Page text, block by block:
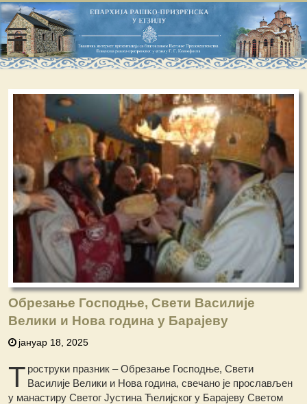
Обрезање Господње, Свети Василије
Велики и Нова година у Барајеву
јануар 18, 2025
Т роструки празник – Обрезање Господње, Свети
Василије Велики и Нова година, свечано је прослављен
у манастиру Светог Јустина Ћелијског у Барајеву Светом